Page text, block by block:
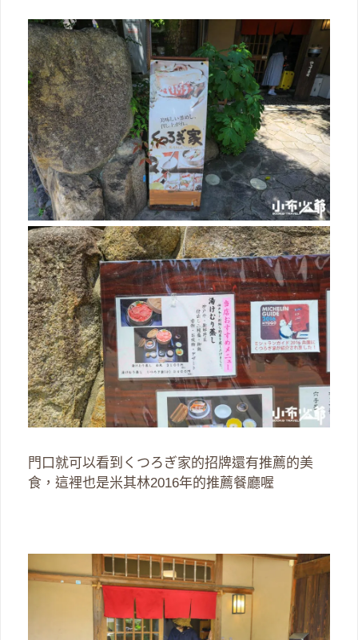
門口就可以看到くつろぎ家的招牌還有推薦的美
食，這裡也是米其林2016年的推薦餐廳喔